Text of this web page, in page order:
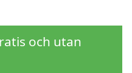
och utan